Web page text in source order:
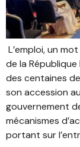
L’emploi, un
de la République
des centaines
son accession
gouvernement
mécanismes
portant sur